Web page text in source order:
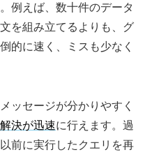
例えば、数十件のデータ
を組み立てるよりも、グ
的に速く、ミスも少なく
ッセージが分かりやすく
決が迅速に行えます。過
前に実行したクエリを再